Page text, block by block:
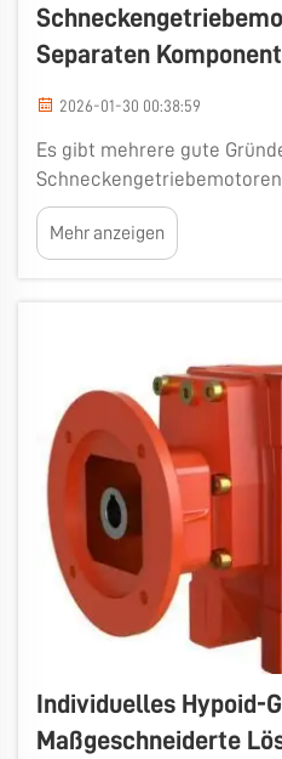
Separaten
2026-01-30 00:38:59
Es gibt mehrere gute
bietet diese Einheiten an,
Schneckengetriebe bzw.
ein Motor zu einer Einheit
Mehr anzeigen
Individuelles Hypoid-
Maßgeschneiderte